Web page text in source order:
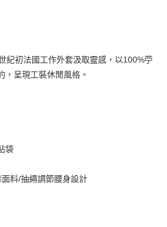
彰化商業銀行
台北富邦商業銀行
彰化商業銀行
中國信託商業銀行
紀初法國工作外套汲取靈感，以100%苧
，呈現工裝休閒風格。
袋
料/抽繩調節腰身設計